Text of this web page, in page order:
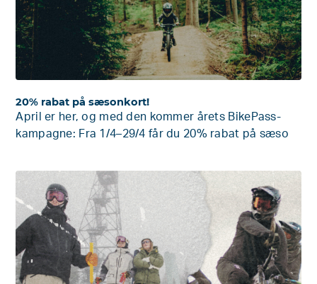
20% rabat på sæsonkort!
April er her, og med den kommer årets BikePass-
kampagne: Fra 1/4–29/4 får du 20% rabat på sæso